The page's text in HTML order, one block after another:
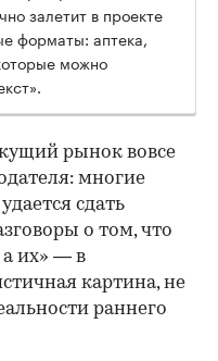
залетит в проекте
форматы: аптека,
можно
рынок вовсе
многие
сдать
о том, что
их» — в
картина, не
раннего